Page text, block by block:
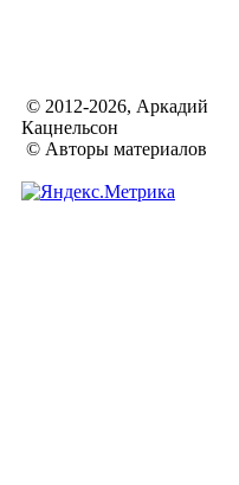
© 2012-2026, Аркадий
Кацнельсон
© Авторы материалов